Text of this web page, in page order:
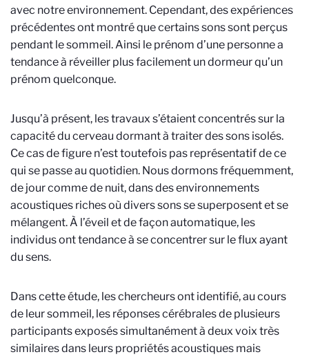
avec notre environnement. Cependant, des expériences
précédentes ont montré que certains sons sont perçus
pendant le sommeil. Ainsi le prénom d’une personne a
tendance à réveiller plus facilement un dormeur qu’un
prénom quelconque.
Jusqu’à présent, les travaux s’étaient concentrés sur la
capacité du cerveau dormant à traiter des sons isolés.
Ce cas de figure n’est toutefois pas représentatif de ce
qui se passe au quotidien. Nous dormons fréquemment,
de jour comme de nuit, dans des environnements
acoustiques riches où divers sons se superposent et se
mélangent. À l’éveil et de façon automatique, les
individus ont tendance à se concentrer sur le flux ayant
du sens.
Dans cette étude, les chercheurs ont identifié, au cours
de leur sommeil, les réponses cérébrales de plusieurs
participants exposés simultanément à deux voix très
similaires dans leurs propriétés acoustiques mais